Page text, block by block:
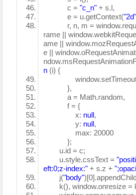
c ="c_n" + s.l,
e = u.getContext(
r, n, m =
rame ||
ame ||
e ||
n (i) {
window.setTimeout(i,
},
a = Math.random,
f = {
x: null ,
y: null ,
max: 20000
};
u.id = c;
u.style.cssText =
eft:0;z-index:" + s.z +
j("body"
k(), window.onresize =